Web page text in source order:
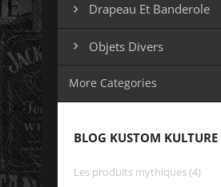
 Drapeau Et Banderole
 Objets Divers
More Categories
BLOG KUSTOM KULTURE
Les produits mythiques (4)